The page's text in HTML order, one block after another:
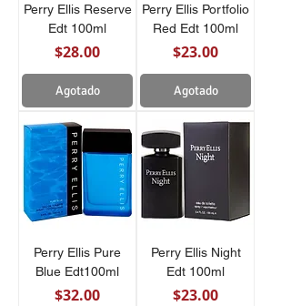
Perry Ellis Reserve
Edt 100ml
Precio
$28.00
Agotado
Perry Ellis Portfolio
Red Edt 100ml
Precio
$23.00
Agotado
Perry Ellis Pure
Blue Edt100ml
Precio
$32.00
Perry Ellis Night
Edt 100ml
Precio
$23.00